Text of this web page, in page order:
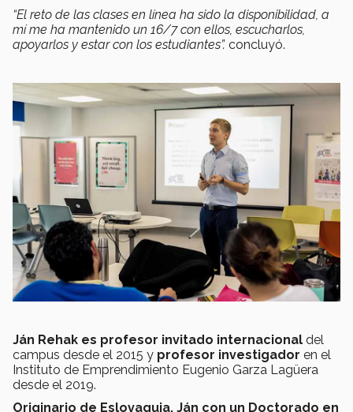
“El reto de las clases en línea ha sido la disponibilidad, a
mí me ha mantenido un 16/7 con ellos, escucharlos,
apoyarlos y estar con los estudiantes”. concluyó.
Ján Rehak es profesor invitado internacional del
campus desde el 2015 y profesor investigador en el
Instituto de Emprendimiento Eugenio Garza Lagüera
desde el 2019.
Originario de Eslovaquia, Ján con un Doctorado en